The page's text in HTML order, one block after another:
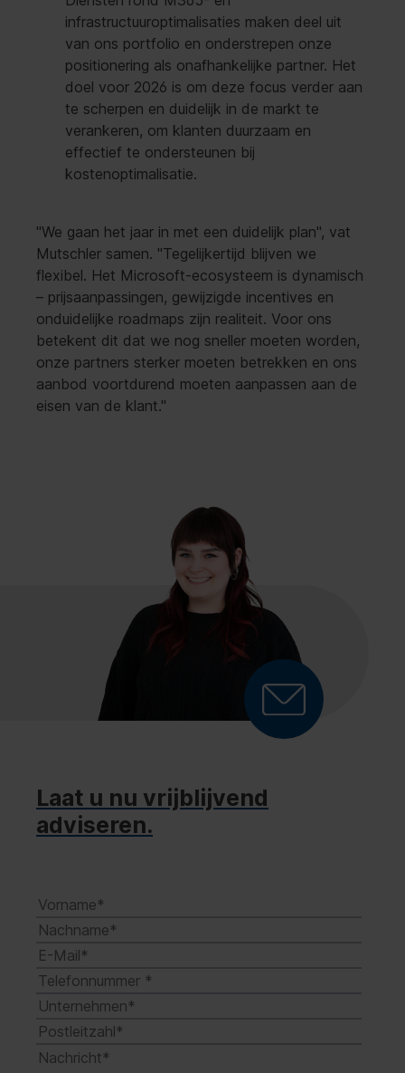
infrastructuuroptimalisaties maken deel uit
van ons portfolio en onderstrepen onze
positionering als onafhankelijke partner. Het
doel voor 2026 is om deze focus verder aan
te scherpen en duidelijk in de markt te
verankeren, om klanten duurzaam en
effectief te ondersteunen bij
kostenoptimalisatie.
"We gaan het jaar in met een duidelijk plan", vat
Mutschler samen. "Tegelijkertijd blijven we
flexibel. Het Microsoft-ecosysteem is dynamisch
– prijsaanpassingen, gewijzigde incentives en
onduidelijke roadmaps zijn realiteit. Voor ons
betekent dit dat we nog sneller moeten worden,
onze partners sterker moeten betrekken en ons
aanbod voortdurend moeten aanpassen aan de
eisen van de klant."
Laat u nu vrijblijvend
adviseren.